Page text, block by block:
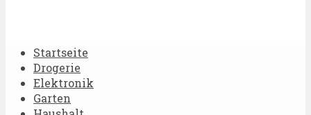
Startseite
Drogerie
Elektronik
Garten